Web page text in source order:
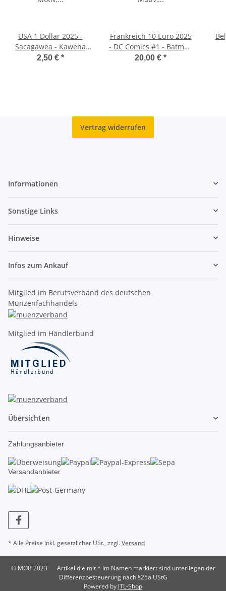
USA 1 Dollar 2025 -
Sacagawea - Kawena
Pukui - D - unc.
2,50 € *
Frankreich 10 Euro 2025
- DC Comics #1 - Batman
- in Originablister
20,00 € *
Vertrag widerrufen
Informationen
Sonstige Links
Hinweise
Infos zum Ankauf
Mitglied im Berufsverband des deutschen
Münzenfachhandels
Mitglied im Händlerbund
Übersichten
Zahlungsanbieter
Versandanbieter
* Alle Preise inkl. gesetzlicher USt., zzgl.Versand
© MOB 2023
Artikel die mit * im Namen markiert sind unterliegen der
Differenzbesteuerung nach §25a UStG
Powered by JTL-Shop